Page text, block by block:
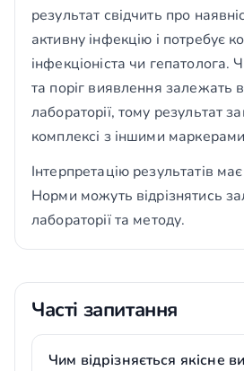
результат свідчить про
активну інфекцію і потребує
інфекціоніста чи гепатолога.
та поріг виявлення залежать
лабораторії, тому результат
комплексі з іншими
Інтерпретацію результатів
Норми можуть відрізнятись
лабораторії та методу.
Часті запитання
Чим відрізняється якісне